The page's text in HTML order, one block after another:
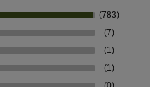
(783)
(7)
(1)
(1)